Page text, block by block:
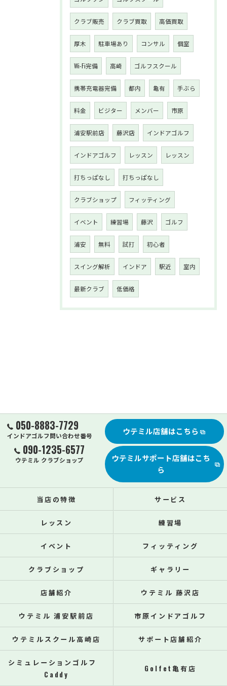
クラブ販売 クラブ買取 高価買取
厚木 駐車場あり コンサル 個室
Wi-Fi完備 高崎 ゴルフスクール
携帯充電器完備 都内 亀有 手ぶら
料金 ビジター メンバー 市原
浦安駅前店 藤沢店 インドアゴルフ
インドアゴルフ レッスン レッスン
打ちっぱなし 打ちっぱなし
クラブショップ フィッティング
イベント 練習場 藤沢 ゴルフ
浦安 無料 試打 初心者
スイング解析 インドア 駅近 室内
最新クラブ 低価格
050-8883-7729
インドアゴルフ問い合わせ番号
090-1235-6577
ウテミル クラブショップ
ウテミル店舗はこちら
ウテミルサポート店舗はこち
ら
当店の特徴 サービス
レッスン 練習場
イベント フィッティング
クラブショップ ギャラリー
店舗紹介 ウテミル 藤沢店
ウテミル 浦安駅前店 市原インドアゴルフ
ウテミルスクール高崎店 サポート店舗紹介
シミュレーションゴルフ
Caddy
Golfet亀有店